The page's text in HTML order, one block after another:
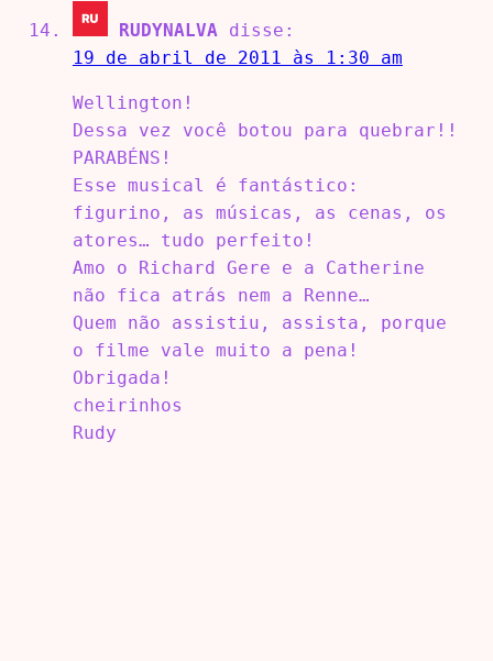
RUDYNALVA
disse:
19 de abril de 2011 às 1:30 am
Wellington!
Dessa vez você botou para quebrar!!
PARABÉNS!
Esse musical é fantástico:
figurino, as músicas, as cenas, os
atores… tudo perfeito!
Amo o Richard Gere e a Catherine
não fica atrás nem a Renne…
Quem não assistiu, assista, porque
o filme vale muito a pena!
Obrigada!
cheirinhos
Rudy